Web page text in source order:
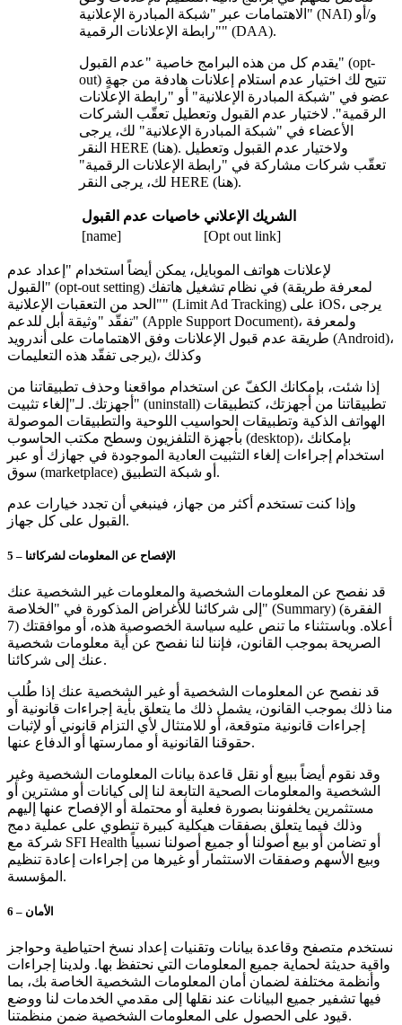
الاهتمامات عبر "شبكة المبادرة الإعلانية" (NAI) و/أو
"رابطة الإعلانات الرقمية" (DAA).
يقدم كل من هذه البرامج خاصية "عدم القبول" (opt-
out) تتيح لك اختيار عدم استلام إعلانات هادفة من جهةٍ
عضو في "شبكة المبادرة الإعلانية" أو "رابطة الإعلانات
الرقمية". لاختيار عدم القبول وتعطيل تعقّب الشركات
الأعضاء في "شبكة المبادرة الإعلانية" لك، يرجى
النقر HERE (هنا). ولاختيار عدم القبول وتعطيل
تعقّب شركات مشاركة في "رابطة الإعلانات الرقمية"
لك، يرجى النقر HERE (هنا).
خاصيات عدم القبول
[name]
[Opt out link]
لإعلانات هواتف الموبايل، يمكن أيضاً استخدام "إعداد عدم
القبول" (opt-out setting) في نظام تشغيل هاتفك (لمعرفة طريقة
"الحد من التعقبات الإعلانية" (Limit Ad Tracking) على iOS، يرجى
تفقّد "وثيقة أبل للدعم" (Apple Support Document)، ولمعرفة
طريقة عدم قبول الإعلانات وفق الاهتمامات على أندرويد (Android)،
يرجى تفقّد هذه التعليمات)، وكذلك
إذا شئت، بإمكانك الكفّ عن استخدام مواقعنا وحذف تطبيقاتنا من
أجهزتك. لـ"إلغاء تثبيت" (uninstall) تطبيقاتنا من أجهزتك، كتطبيقات
الهواتف الذكية وتطبيقات الحواسيب اللوحية والتطبيقات الموصولة
بأجهزة التلفزيون وسطح مكتب الحاسوب (desktop)، بإمكانك
استخدام إجراءات إلغاء التثبيت العادية الموجودة في جهازك أو عبر
سوق (marketplace) أو شبكة التطبيق.
وإذا كنت تستخدم أكثر من جهاز، فينبغي أن تجدد خيارات عدم
القبول على كل جهاز.
5 – الإفصاح عن المعلومات لشركائنا
قد نفصح عن المعلومات الشخصية والمعلومات غير الشخصية عنك
إلى شركائنا للأغراض المذكورة في "الخلاصة" (Summary) (الفقرة
7) أعلاه. وباستثناء ما تنص عليه سياسة الخصوصية هذه، أو موافقتك
الصريحة بموجب القانون، فإننا لنا نفصح عن أية معلومات شخصية
عنك إلى شركائنا.
قد نفصح عن المعلومات الشخصية أو غير الشخصية عنك إذا طُلب
منا ذلك بموجب القانون، يشمل ذلك ما يتعلق بأية إجراءات قانونية أو
إجراءات قانونية متوقعة، أو للامتثال لأي التزام قانوني أو لإثبات
حقوقنا القانونية أو ممارستها أو الدفاع عنها.
وقد نقوم أيضاً ببيع أو نقل قاعدة بيانات المعلومات الشخصية وغير
الشخصية والمعلومات الصحية التابعة لنا إلى كيانات أو مشترين أو
مستثمرين يخلفوننا بصورة فعلية أو محتملة أو الإفصاح عنها إليهم
وذلك فيما يتعلق بصفقات هيكلية كبيرة تنطوي على عملية دمج
شركة مع SFI Health أو تضامن أو بيع أصولنا أو جميع أصولنا نسبياً
وبيع الأسهم وصفقات الاستثمار أو غيرها من إجراءات إعادة تنظيم
المؤسسة.
نستخدم متصفح وقاعدة بيانات وتقنيات إعداد نسخ احتياطية وحواجز
واقية حديثة لحماية جميع المعلومات التي نحتفظ بها. ولدينا إجراءات
وأنظمة مختلفة لضمان أمان المعلومات الشخصية الخاصة بك، بما
فيها تشفير جميع البيانات عند نقلها إلى مقدمي الخدمات لنا ووضع
قيود على الحصول على المعلومات الشخصية ضمن منظمتنا.